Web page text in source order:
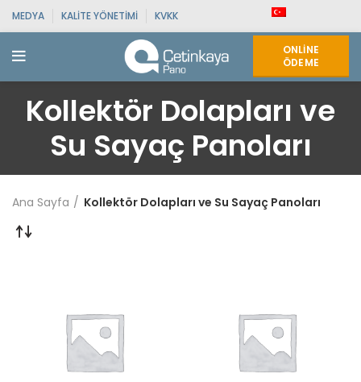
MEDYA KALITE YÖNETIMI KVKK
ONLINE
ÖDEME
Kollektör Dolapları ve
Su Sayaç Panoları
Ana Sayfa Kollektör Dolapları ve Su Sayaç Panoları